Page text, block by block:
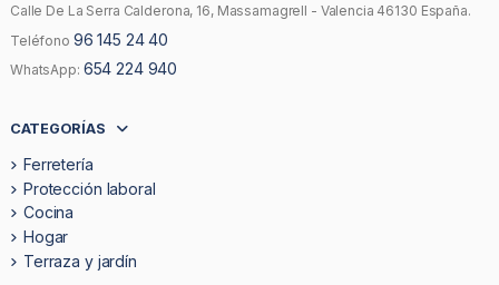
Calle De La Serra Calderona, 16, Massamagrell - Valencia 46130 España.
Teléfono 96 145 24 40
WhatsApp: 654 224 940
CATEGORÍAS
Ferretería
Protección laboral
Cocina
Hogar
Terraza y jardín